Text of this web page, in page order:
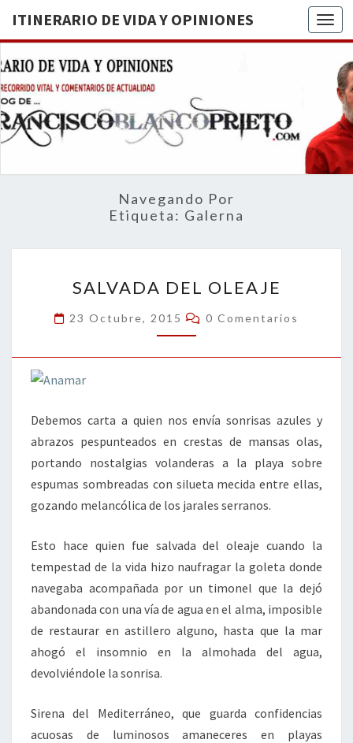
ITINERARIO DE VIDA Y OPINIONES
DE
BREVE
RECORRIDO
VITAL Y
ACTUALIDAD
Navegando Por
Etiqueta: Galerna
DEL
OLEAJE
SALVADA DEL OLEAJE
23 Octubre, 2015 Comentarios
0 Comentarios
Debemos carta a quien nos envía sonrisas azules y
abrazos pespunteados en crestas de mansas olas,
portando nostalgias volanderas a la playa sobre
espumas sombreadas con silueta mecida entre ellas,
gozando melancólica de los jarales serranos.
Esto hace quien fue salvada del oleaje cuando la
tempestad de la vida hizo naufragar la goleta donde
navegaba acompañada por un timonel que la dejó
abandonada con una vía de agua en el alma, imposible
de restaurar en astillero alguno, hasta que la mar
ahogó el insomnio en la almohada del agua,
devolviéndole la sonrisa.
Sirena del Mediterráneo, que guarda confidencias
acuosas de luminosos amaneceres en playas